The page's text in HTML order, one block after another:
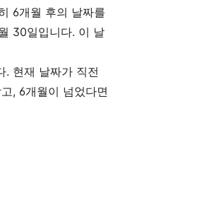
6개월 후의 날짜를
30일입니다. 이 날
. 현재 날짜가 직전
, 6개월이 넘었다면